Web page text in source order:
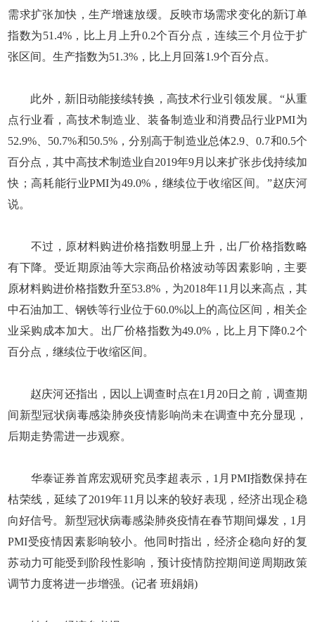
需求扩张加快，生产增速放缓。反映市场需求变化的新订单
指数为51.4%，比上月上升0.2个百分点，连续三个月位于扩
张区间。生产指数为51.3%，比上月回落1.9个百分点。
此外，新旧动能接续转换，高技术行业引领发展。“从重
点行业看，高技术制造业、装备制造业和消费品行业PMI为
52.9%、50.7%和50.5%，分别高于制造业总体2.9、0.7和0.5个
百分点，其中高技术制造业自2019年9月以来扩张步伐持续加
快；高耗能行业PMI为49.0%，继续位于收缩区间。”赵庆河
说。
不过，原材料购进价格指数明显上升，出厂价格指数略
有下降。受近期原油等大宗商品价格波动等因素影响，主要
原材料购进价格指数升至53.8%，为2018年11月以来高点，其
中石油加工、钢铁等行业位于60.0%以上的高位区间，相关企
业采购成本加大。出厂价格指数为49.0%，比上月下降0.2个
百分点，继续位于收缩区间。
赵庆河还指出，因以上调查时点在1月20日之前，调查期
间新型冠状病毒感染肺炎疫情影响尚未在调查中充分显现，
后期走势需进一步观察。
华泰证券首席宏观研究员李超表示，1月PMI指数保持在
枯荣线，延续了2019年11月以来的较好表现，经济出现企稳
向好信号。新型冠状病毒感染肺炎疫情在春节期间爆发，1月
PMI受疫情因素影响较小。他同时指出，经济企稳向好的复
苏动力可能受到阶段性影响，预计疫情防控期间逆周期政策
调节力度将进一步增强。(记者 班娟娟)